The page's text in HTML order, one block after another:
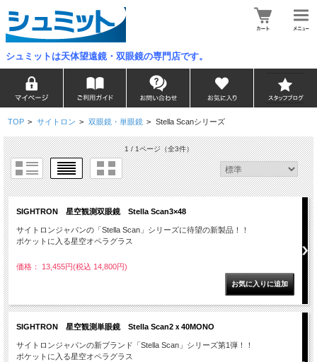
シュミットは天体望遠鏡・双眼鏡の専門店です。
TOP > サイトロン > 双眼鏡・単眼鏡 > Stella Scanシリーズ
1 / 1ページ（全3件）
SIGHTRON 星空観測双眼鏡 Stella Scan3×48
サイトロンジャパンの「Stella Scan」シリーズに待望の新製品！！
ポケットに入る星空オペラグラス
価格： 13,455円(税込 14,800円)
SIGHTRON 星空観測単眼鏡 Stella Scan2ｘ40MONO
サイトロンジャパンの新ブランド「Stella Scan」シリーズ第1弾！！
ポケットに入る星空オペラグラス